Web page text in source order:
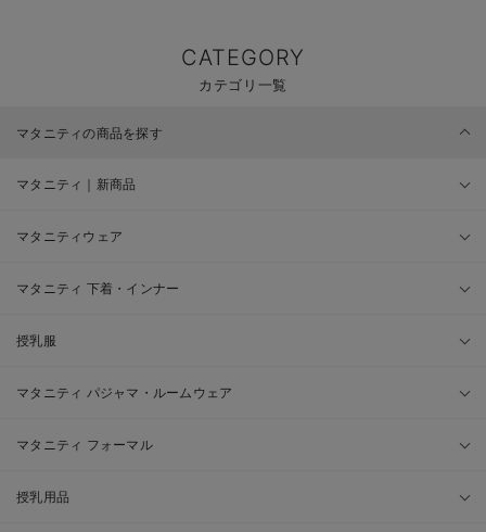
CATEGORY
カテゴリ一覧
マタニティの商品を探す
マタニティ｜新商品
マタニティウェア
マタニティ 下着・インナー
授乳服
マタニティ パジャマ・ルームウェア
マタニティ フォーマル
授乳用品